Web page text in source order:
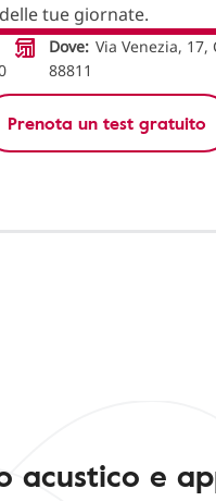
tue giornate.
Dove: Via Venezia,
88811
Prenota un test gratuito
acustico e